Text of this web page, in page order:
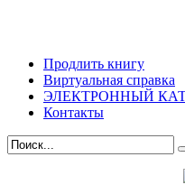
Продлить книгу
Виртуальная справка
ЭЛЕКТРОННЫЙ
Контакты